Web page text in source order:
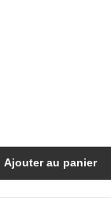
Ajouter au panier